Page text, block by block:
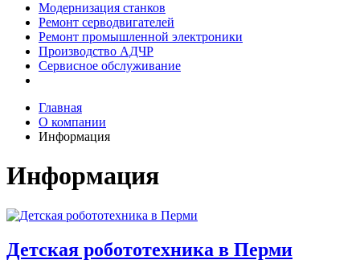
Модернизация станков
Ремонт серводвигателей
Ремонт промышленной электроники
Производство АДЧР
Сервисное обслуживание
Главная
О компании
Информация
Информация
Детская робототехника в Перми